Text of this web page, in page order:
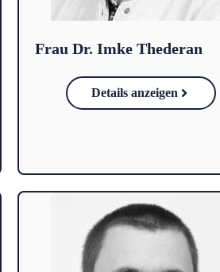
Frau Dr. Imke Thederan
Details anzeigen